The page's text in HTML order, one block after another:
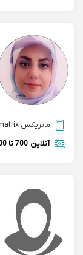
ماتریکس matrix نرم افزار طراحی طلا و جواهر
آنلاین 700 تا 800 هزارتومان